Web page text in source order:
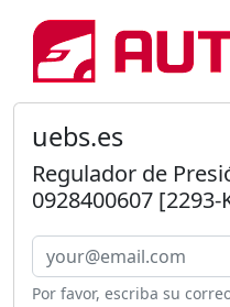
uebs.es
Regulador de
0928400607 [2293-
Por favor, escriba su